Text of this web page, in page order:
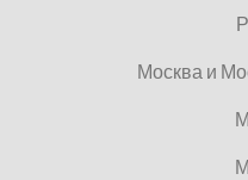
Москва и